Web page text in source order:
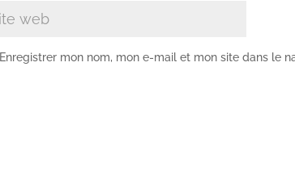
Enregistrer mon nom, mon e-mail et mon site dans le